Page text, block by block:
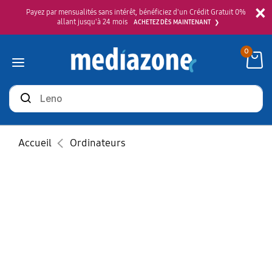
×
Payez par mensualités sans intérêt, bénéficiez d'un Crédit Gratuit 0%
allant jusqu'à 24 mois
ACHETEZ DÈS MAINTENANT
Rechercher
des
produits
0
Accueil Ordinateurs